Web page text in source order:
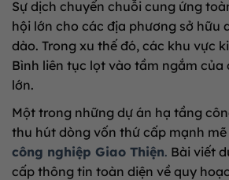
Sự dịch chuyển chuỗi cung ứng
hội lớn cho các địa phương sở hữu
dào. Trong xu thế đó, các khu vực
Bình liên tục lọt vào tầm ngắm của
lớn.
Một trong những dự án hạ tầng
thu hút dòng vốn thứ cấp mạnh
công nghiệp Giao Thiện. Bài viết
cấp thông tin toàn diện về quy